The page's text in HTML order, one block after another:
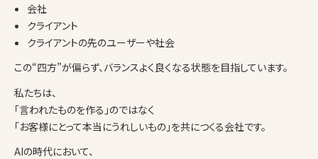
会社
クライアント
クライアントの先のユーザーや社会
この“四方”が偏らず、バランスよく良くなる状態を目指しています。
私たちは、
「言われたものを作る」のではなく
「お客様にとって本当にうれしいもの」を共につくる会社です。
AIの時代において、